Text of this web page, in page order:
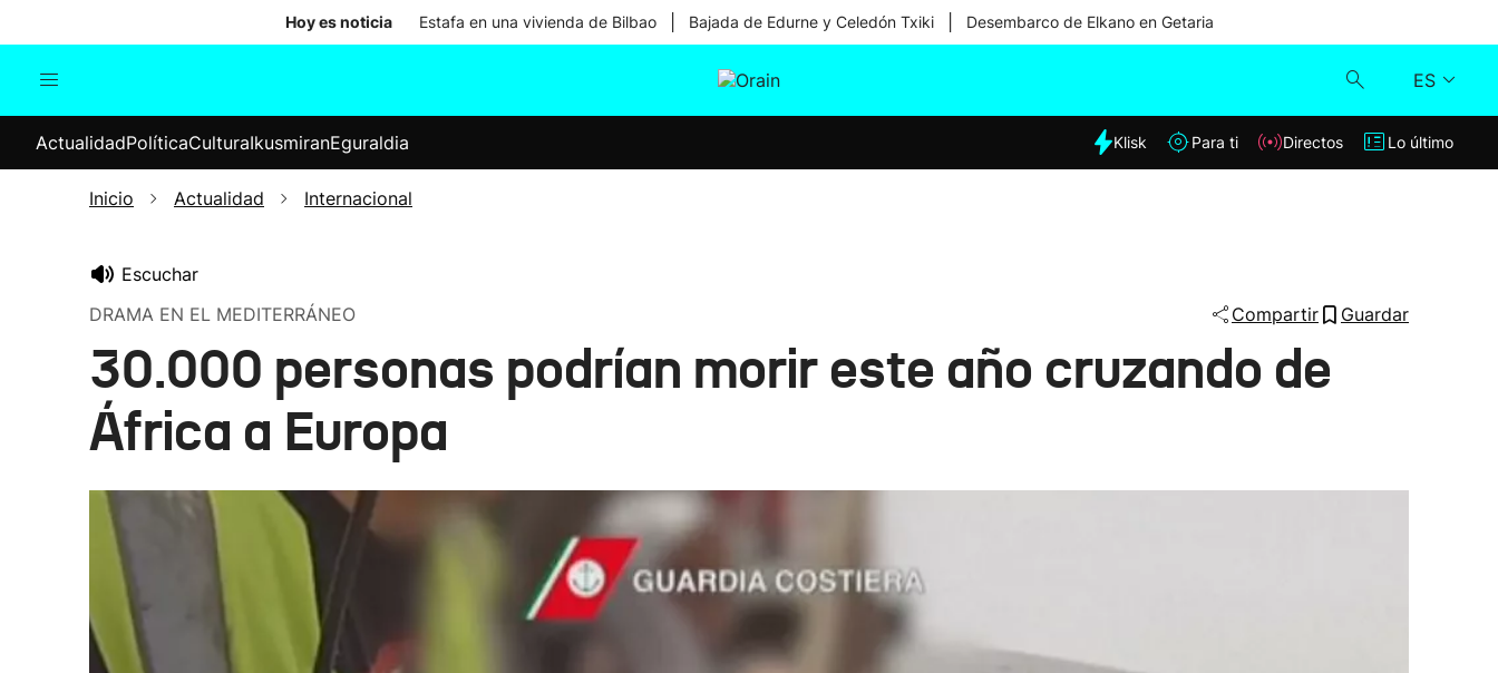
Hoy es noticia Estafa en una vivienda de Bilbao Bajada de Edurne y Celedón Txiki Desembarco de Elkano en Getaria
ES
Internacional
Elecciones
Klisk
ActualidadPolíticaCulturaIkusmiranEguraldia Klisk Para ti Directos Lo último
Inicio Actualidad Internacional
Escuchar
DRAMA EN EL MEDITERRÁNEO
Compartir Guardar
30.000 personas podrían morir este año cruzando de
África a Europa